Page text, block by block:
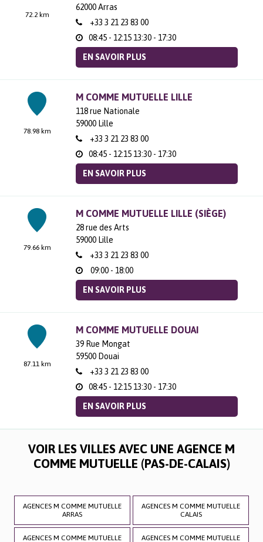
72.2 km
62000Arras
+33 3 21 23 83 00
08:45 - 12:15 13:30 - 17:30
EN SAVOIR PLUS
78.98 km
M COMME MUTUELLE LILLE
118 rue Nationale
59000 Lille
+33 3 21 23 83 00
08:45 - 12:15 13:30 - 17:30
EN SAVOIR PLUS
79.66 km
M COMME MUTUELLE LILLE (SIÈGE)
28 rue des Arts
59000 Lille
+33 3 21 23 83 00
09:00 - 18:00
EN SAVOIR PLUS
87.11 km
M COMME MUTUELLE DOUAI
39 Rue Mongat
59500 Douai
+33 3 21 23 83 00
08:45 - 12:15 13:30 - 17:30
EN SAVOIR PLUS
VOIR LES VILLES AVEC UNE AGENCE M
COMME MUTUELLE (PAS-DE-CALAIS)
AGENCES M COMME MUTUELLE
ARRAS
AGENCES M COMME MUTUELLE
CALAIS
AGENCES M COMME MUTUELLE AGENCES M COMME MUTUELLE